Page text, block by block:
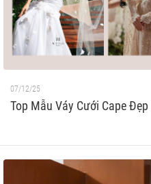
07/12/25
Top Mẫu Váy Cưới Cape